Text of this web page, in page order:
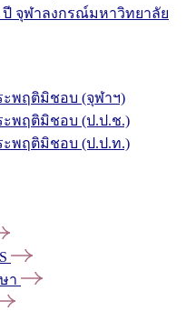
ปี จุฬาลงกรณ์มหาวิทยาลัย
ะพฤติมิชอบ (จุฬาฯ)
ะพฤติมิชอบ (ป.ป.ช.)
ะพฤติมิชอบ (ป.ป.ท.)
า